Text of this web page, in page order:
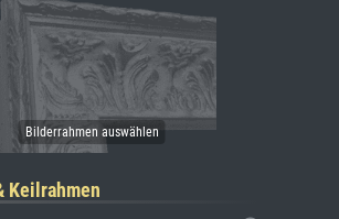
Keilrahmen